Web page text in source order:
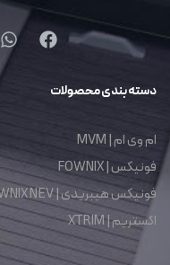
دسته بندی محصولات
ام وی ام | MVM
فونیکس | FOWNIX
فونیکس هیبریدی | FOWNIX NEV
اکستریم | XTRIM